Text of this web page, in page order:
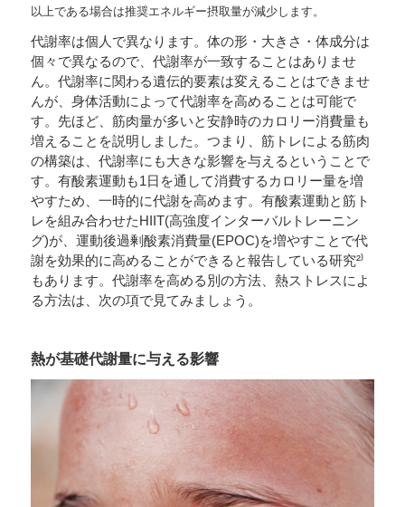
以上である場合は推奨エネルギー摂取量が減少します。
代謝率は個人で異なります。体の形・大きさ・体成分は
個々で異なるので、代謝率が一致することはありませ
ん。代謝率に関わる遺伝的要素は変えることはできませ
んが、身体活動によって代謝率を高めることは可能で
す。先ほど、筋肉量が多いと安静時のカロリー消費量も
増えることを説明しました。つまり、筋トレによる筋肉
の構築は、代謝率にも大きな影響を与えるということで
す。有酸素運動も1日を通して消費するカロリー量を増
やすため、一時的に代謝を高めます。有酸素運動と筋ト
レを組み合わせたHIIT(高強度インターバルトレーニン
グ)が、運動後過剰酸素消費量(EPOC)を増やすことで代
謝を効果的に高めることができると報告している研究²⁾
もあります。代謝率を高める別の方法、熱ストレスによ
る方法は、次の項で見てみましょう。
熱が基礎代謝量に与える影響